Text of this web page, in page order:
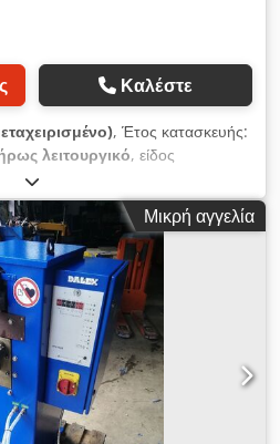
Καλέστε
, Έτος κατασκευής:
λειτουργικό, είδος
ικανότητα:9,5 kW (12,92
ψυχρού νερού Codpfx Aew D T T
Βάρος: 110 kg.
Μικρή αγγελία